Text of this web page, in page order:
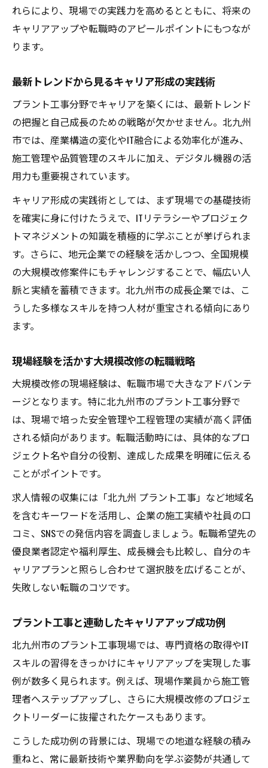
れらにより、現場での実践力を高めるとともに、将来の
キャリアアップや転職時のアピールポイントにもつなが
ります。
最新トレンドから見るキャリア形成の実践術
プラント工事分野でキャリアを築くには、最新トレンド
の把握と自己成長のための戦略が欠かせません。北九州
市では、産業構造の変化やIT融合による効率化が進み、
施工管理や品質管理のスキルに加え、デジタル機器の活
用力も重要視されています。
キャリア形成の実践術としては、まず現場での基礎技術
を確実に身に付けたうえで、ITリテラシーやプロジェク
トマネジメントの知識を積極的に学ぶことが挙げられま
す。さらに、地元企業での経験を活かしつつ、全国規模
の大規模改修案件にもチャレンジすることで、幅広い人
脈と実績を蓄積できます。北九州市の成長企業では、こ
うした多様なスキルを持つ人材が重宝される傾向にあり
ます。
現場経験を活かす大規模改修の転職戦略
大規模改修の現場経験は、転職市場で大きなアドバンテ
ージとなります。特に北九州市のプラント工事分野で
は、現場で培った安全管理や工程管理の実績が高く評価
される傾向があります。転職活動時には、具体的なプロ
ジェクト名や自分の役割、達成した成果を明確に伝える
ことがポイントです。
求人情報の収集には「北九州 プラント工事」など地域名
を含むキーワードを活用し、企業の施工実績や社員の口
コミ、SNSでの発信内容を調査しましょう。転職希望先の
優良業者認定や福利厚生、成長機会も比較し、自分のキ
ャリアプランと照らし合わせて選択肢を広げることが、
失敗しない転職のコツです。
プラント工事と連動したキャリアアップ成功例
北九州市のプラント工事現場では、専門資格の取得やIT
スキルの習得をきっかけにキャリアアップを実現した事
例が数多く見られます。例えば、現場作業員から施工管
理者へステップアップし、さらに大規模改修のプロジェ
クトリーダーに抜擢されたケースもあります。
こうした成功例の背景には、現場での地道な経験の積み
重ねと、常に最新技術や業界動向を学ぶ姿勢が共通して